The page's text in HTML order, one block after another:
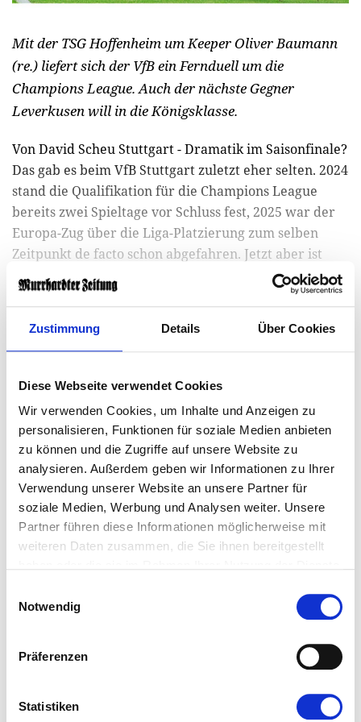
Zustimmung Details Über Cookies
Diese Webseite verwendet Cookies
Wir verwenden Cookies, um Inhalte und Anzeigen zu
personalisieren, Funktionen für soziale Medien anbieten
zu können und die Zugriffe auf unsere Website zu
analysieren. Außerdem geben wir Informationen zu Ihrer
Verwendung unserer Website an unsere Partner für
soziale Medien, Werbung und Analysen weiter. Unsere
Partner führen diese Informationen möglicherweise mit
weiteren Daten zusammen, die Sie ihnen bereitgestellt
Notwendig
Präferenzen
Statistiken
Mit der TSG Hoffenheim um Keeper Oliver Baumann
(re.) liefert sich der VfB ein Fernduell um die
Champions League. Auch der nächste Gegner
Leverkusen will in die Königsklasse.
Von David Scheu Stuttgart - Dramatik im Saisonfinale?
Das gab es beim VfB Stuttgart zuletzt eher selten. 2024
stand die Qualifikation für die Champions League
bereits zwei Spieltage vor Schluss fest, 2025 war der
Europa-Zug über die Liga-Platzierung zum selben
Zeitpunkt de facto schon abgefahren. Jetzt aber ist
alles anders. Wer den großen Nervenkitzel vermisst
hat, erhält ihn dieses Jahr doppelt...
Artikel unseres Angebots muz+
interessieren.
Wenn Sie jetzt das Online Plus-
Abonnement mit unserem Service
muz+ abschließen, können Sie
sämtliche Artikel auf murrhardter-
kostet einmalig € 0,99 und läuft
Das Online Plus-Abonnement kostet €